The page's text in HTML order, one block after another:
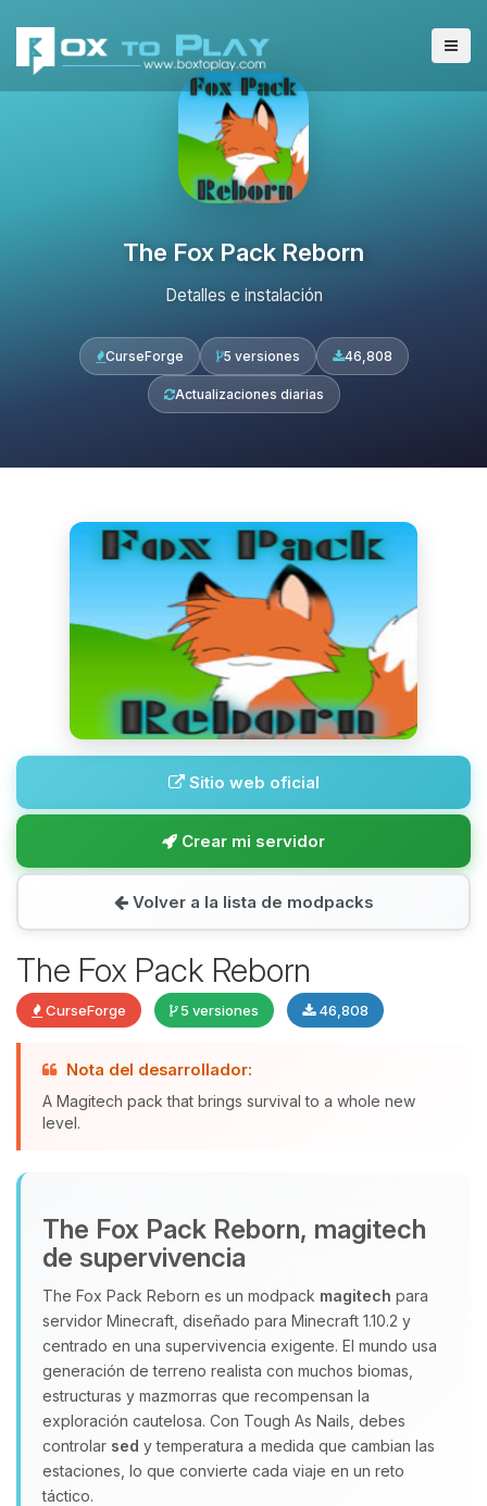
The Fox Pack Reborn
Detalles e instalación
CurseForge 5 versiones 46,808
Actualizaciones diarias
Sitio web oficial
Crear mi servidor
Volver a la lista de modpacks
The Fox Pack Reborn
CurseForge 5 versiones 46,808
Nota del desarrollador:
A Magitech pack that brings survival to a whole new
level.
The Fox Pack Reborn, magitech
de supervivencia
The Fox Pack Reborn es un modpack magitech para
servidor Minecraft, diseñado para Minecraft 1.10.2 y
centrado en una supervivencia exigente. El mundo usa
generación de terreno realista con muchos biomas,
estructuras y mazmorras que recompensan la
exploración cautelosa. Con Tough As Nails, debes
controlar sed y temperatura a medida que cambian las
estaciones, lo que convierte cada viaje en un reto
táctico.
pequenos circuitos para ayudarte.
07/08/2026 14:06